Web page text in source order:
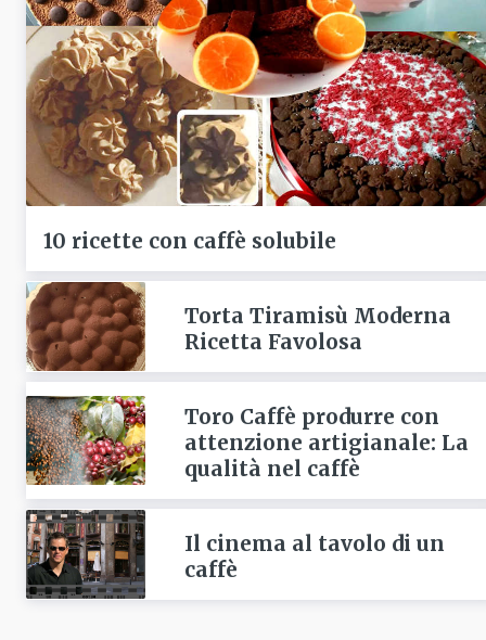
10 ricette con caffè solubile
Torta Tiramisù Moderna
Ricetta Favolosa
Toro Caffè produrre con
attenzione artigianale: La
qualità nel caffè
Il cinema al tavolo di un
caffè